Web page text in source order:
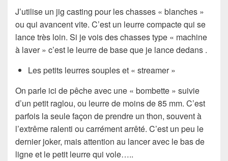
J’utilise un jig casting pour les chasses « blanches »
ou qui avancent vite. C’est un leurre compacte qui se
lance très loin. Si je vois des chasses type « machine
à laver » c’est le leurre de base que je lance dedans .
Les petits leurres souples et « streamer »
On parle ici de pêche avec une « bombette » suivie
d’un petit raglou, ou leurre de moins de 85 mm. C’est
parfois la seule façon de prendre un thon, souvent à
l’extrême ralenti ou carrément arrêté. C’est un peu le
dernier joker, mais attention au lancer avec le bas de
ligne et le petit leurre qui vole…..